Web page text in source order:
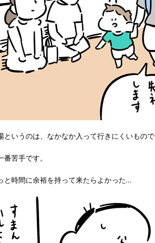
というのは、なかなか入って行きにくいもので
苦手です。
と時間に余裕を持って来たらよかった…